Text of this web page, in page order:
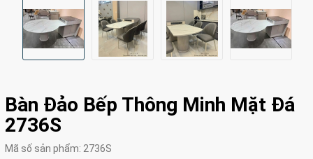
Bàn Đảo Bếp Thông Minh Mặt Đá
2736S
Mã số sản phẩm: 2736S